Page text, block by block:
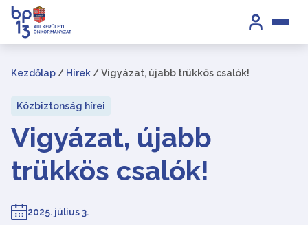
Kezdőlap / Hírek /Vigyázat, újabb trükkös csalók!
Közbiztonság hírei
Vigyázat, újabb
trükkös csalók!
2025. július 3.